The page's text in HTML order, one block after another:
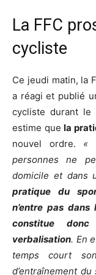
La FFC
cycliste
Ce jeudi matin, la
a réagi et publié
cycliste durant le
estime quela
nouvel ordre. «
personnes ne
domicile et dans
pratique du
n’entre pas
constitue
verbalisation. En
temps court
d’entraînement